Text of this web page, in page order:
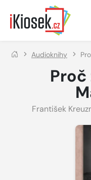
Přejít na hlavní obsah
Audioknihy
František